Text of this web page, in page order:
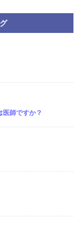
師ですか？